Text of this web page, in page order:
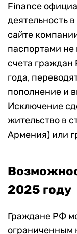
Finance
деятельность
сайте
паспортами
счета
года,
пополнение и
Исключение
жительство в
Армения) или
2025 году
Граждане РФ
ограниченным